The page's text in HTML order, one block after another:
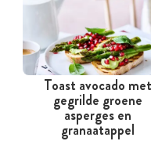
Toast avocado met
gegrilde groene
asperges en
granaatappel